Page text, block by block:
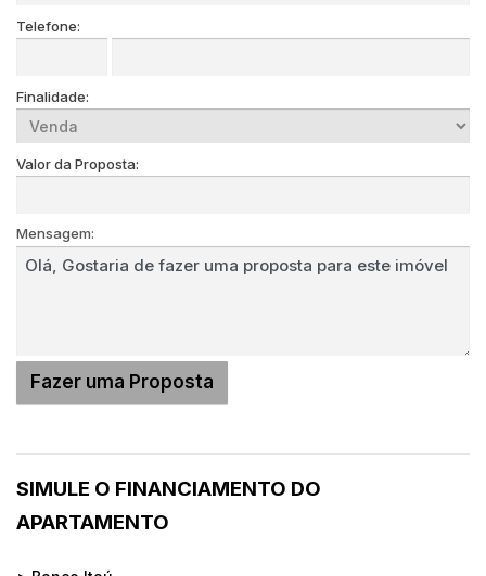
Telefone:
Finalidade:
Valor da Proposta:
Mensagem:
SIMULE O FINANCIAMENTO DO
APARTAMENTO